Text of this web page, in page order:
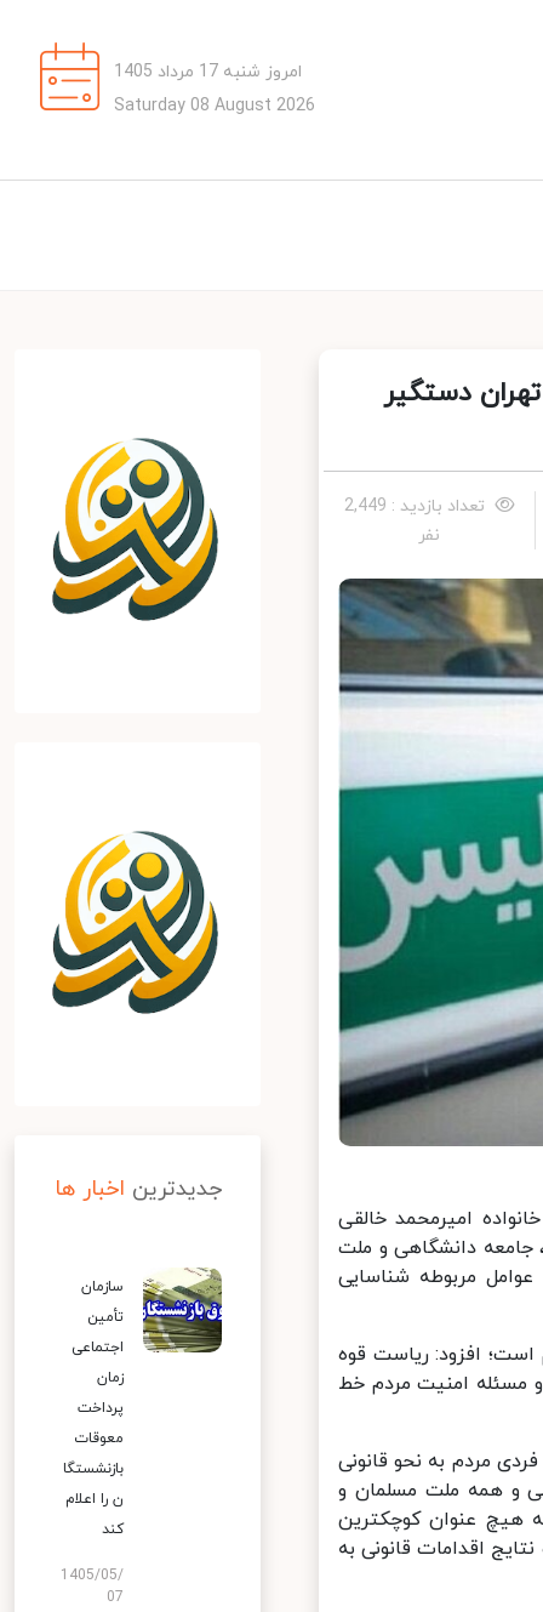
امروز شنبه 17 مرداد 1405
Saturday 08 August 2026
دستگیر
تعداد بازدید : 2,449
نفر
امیرمحمد خالقی
دانشگاهی و ملت
مربوطه شناسایی
افزود: ریاست قوه
امنیت مردم خط
مردم به نحو قانونی
و همه ملت مسلمان و
عنوان کوچکترین
اقدامات قانونی به
جدیدترین اخبار ها
سازمان
تأمین
اجتماعی
زمان
پرداخت
معوقات
بازنشستگا
ن را اعلام
کند
1405/05/
07